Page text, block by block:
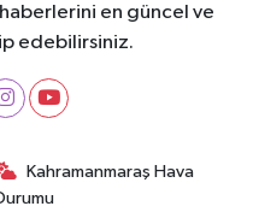
en güncel ve
edebilirsiniz.
Kahramanmaraş Hava